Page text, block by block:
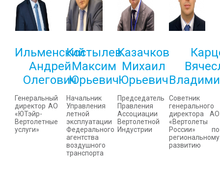
Ильменский
Андрей
Олегович
Генеральный
директор АО
«ЮТэйр-
Вертолетные
услуги»
Костылев
Максим
Юрьевич
Начальник
Управления
летной
эксплуатации
Федерального
агентства
воздушного
транспорта
Казачков
Михаил
Юрьевич
Председатель
Правления
Ассоциации
Вертолетной
Индустрии
Советник
генерального
директора АО
«Вертолеты
России» по
региональному
развитию